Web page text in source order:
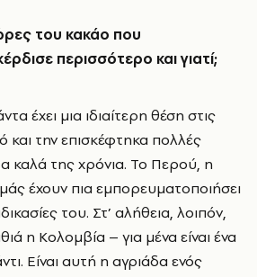
περισσότερο και γιατί;
έχει μια ιδιαίτερη θέση στις
και την επισκέφτηκα πολλές
καλά της χρόνια. Το Περού, η
έχουν πια εμπορευματοποιήσει
του. Στ’ αλήθεια, λοιπόν,
η Κολομβία – για μένα είναι ένα
Είναι αυτή η αγριάδα ενός